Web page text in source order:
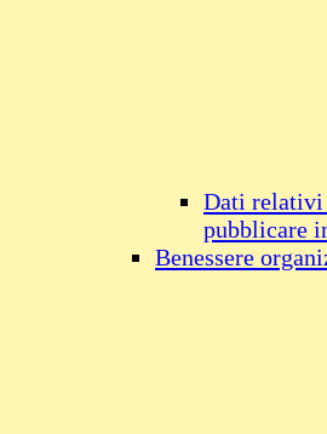
Dati relativi
pubblicare
Benessere